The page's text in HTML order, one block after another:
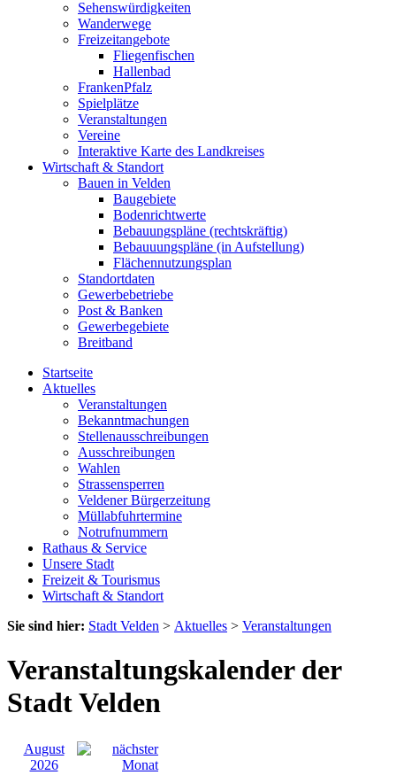
Sehenswürdigkeiten
Wanderwege
Freizeitangebote
Fliegenfischen
Hallenbad
FrankenPfalz
Spielplätze
Veranstaltungen
Vereine
Interaktive Karte des Landkreises
Wirtschaft & Standort
Bauen in Velden
Baugebiete
Bodenrichtwerte
Bebauungspläne (rechtskräftig)
Bebauuungspläne (in Aufstellung)
Flächennutzungsplan
Standortdaten
Gewerbebetriebe
Post & Banken
Gewerbegebiete
Breitband
Startseite
Aktuelles
Veranstaltungen
Bekanntmachungen
Stellenausschreibungen
Ausschreibungen
Wahlen
Strassensperren
Veldener Bürgerzeitung
Müllabfuhrtermine
Notrufnummern
Rathaus & Service
Unsere Stadt
Freizeit & Tourismus
Wirtschaft & Standort
Sie sind hier: Stadt Velden > Aktuelles > Veranstaltungen
Veranstaltungskalender der
Stadt Velden
August
2026